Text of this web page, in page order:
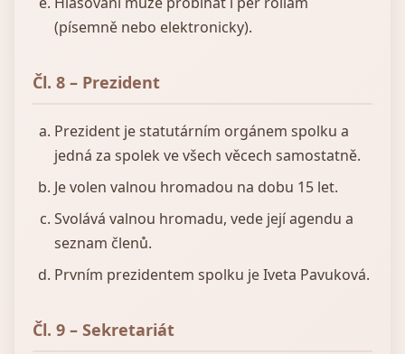
(písemně nebo elektronicky).
Čl. 8 – Prezident
Prezident je statutárním orgánem spolku a
jedná za spolek ve všech věcech samostatně.
Je volen valnou hromadou na dobu 15 let.
Svolává valnou hromadu, vede její agendu a
seznam členů.
Prvním prezidentem spolku je Iveta Pavuková.
Čl. 9 – Sekretariát